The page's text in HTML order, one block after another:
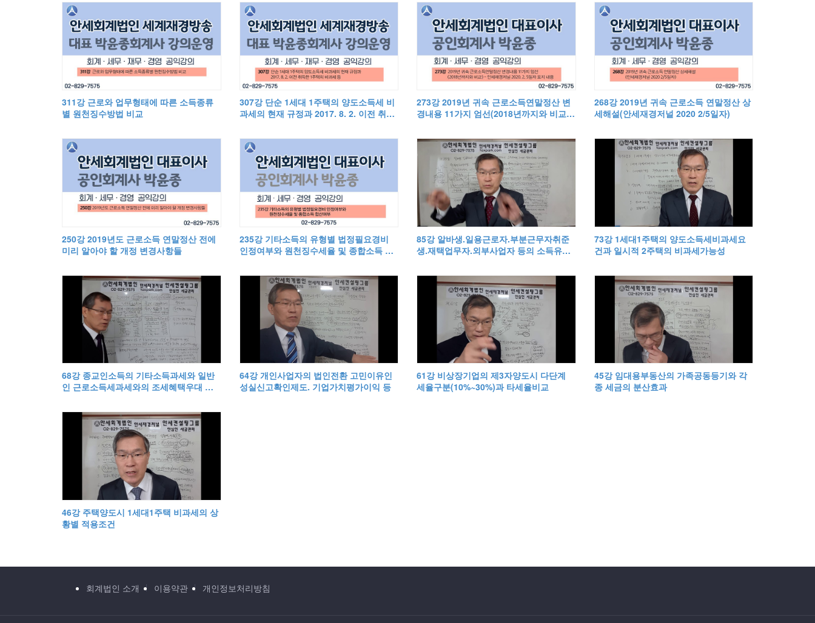
311강 근로와 업무형태에 따른 소득종류
별 원천징수방법 비교
307강 단순 1세대 1주택의 양도소득세 비
과세의 현재 규정과 2017. 8. 2. 이전 취득
273강 2019년 귀속 근로소득연말정산 변
경내용 11가지 엄선(2018년까지와 비교) :
268강 2019년 귀속 근로소득 연말정산 상
세해설(안세재경저널 2020 2/5일자)
250강 2019년도 근로소득 연말정산 전에
미리 알아야 할 개정 변경사항들
235강 기타소득의 유형별 법정필요경비
인정여부와 원천징수세율 및 종합소득 합
85강 알바생.일용근로자.부분근무자취준
생.재택업무자.외부사업자 등의 소득유형
73강 1세대1주택의 양도소득세비과세요
건과 일시적 2주택의 비과세가능성
68강 종교인소득의 기타소득과세와 일반
인 근로소득세과세와의 조세혜택우대 차
64강 개인사업자의 법인전환 고민이유인
성실신고확인제도. 기업가치평가이익 등
61강 비상장기업의 제3자양도시 다단계
세율구분(10%~30%)과 타세율비교
45강 임대용부동산의 가족공동등기와 각
종 세금의 분산효과
46강 주택양도시 1세대1주택 비과세의 상
황별 적용조건
회계법인 소개 이용약관 개인정보처리방침